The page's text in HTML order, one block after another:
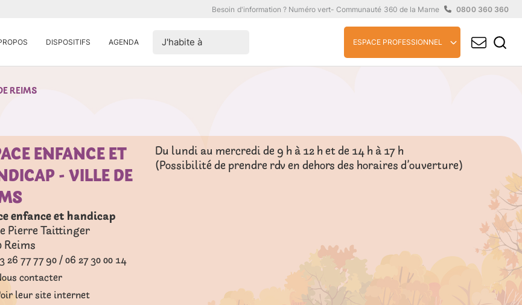
Besoin d'information ? Numéro vert- Communauté 360 de la Marne 0800 360 360
DISPOSITIFS AGENDA ESPACE PROFESSIONNEL
J'habite à
REIMS
ENFANCE ET
- VILLE DE
enfance et handicap
Pierre Taittinger
Reims
Du lundi au mercredi de 9 h à 12 h et de 14 h à 17 h
(Possibilité de prendre rdv en dehors des horaires d’ouverture)
26 77 77 90 / 06 27 30 00 14
contacter
leur site internet